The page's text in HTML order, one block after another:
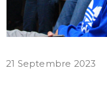
21 Septembre 2023